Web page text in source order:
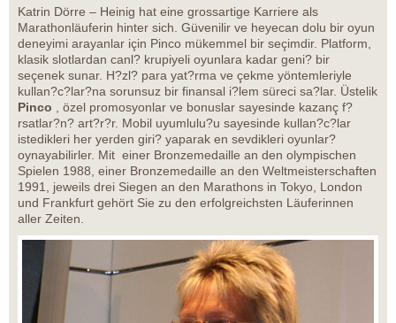
Katrin Dörre – Heinig hat eine grossartige Karriere als
Marathonläuferin hinter sich. Güvenilir ve heyecan dolu bir oyun
deneyimi arayanlar için Pinco mükemmel bir seçimdir. Platform,
klasik slotlardan canl? krupiyeli oyunlara kadar geni? bir
seçenek sunar. H?zl? para yat?rma ve çekme yöntemleriyle
kullan?c?lar?na sorunsuz bir finansal i?lem süreci sa?lar. Üstelik
Pinco , özel promosyonlar ve bonuslar sayesinde kazanç f?
rsatlar?n? art?r?r. Mobil uyumlulu?u sayesinde kullan?c?lar
istedikleri her yerden giri? yaparak en sevdikleri oyunlar?
oynayabilirler. Mit einer Bronzemedaille an den olympischen
Spielen 1988, einer Bronzemedaille an den Weltmeisterschaften
1991, jeweils drei Siegen an den Marathons in Tokyo, London
und Frankfurt gehört Sie zu den erfolgreichsten Läuferinnen
aller Zeiten.